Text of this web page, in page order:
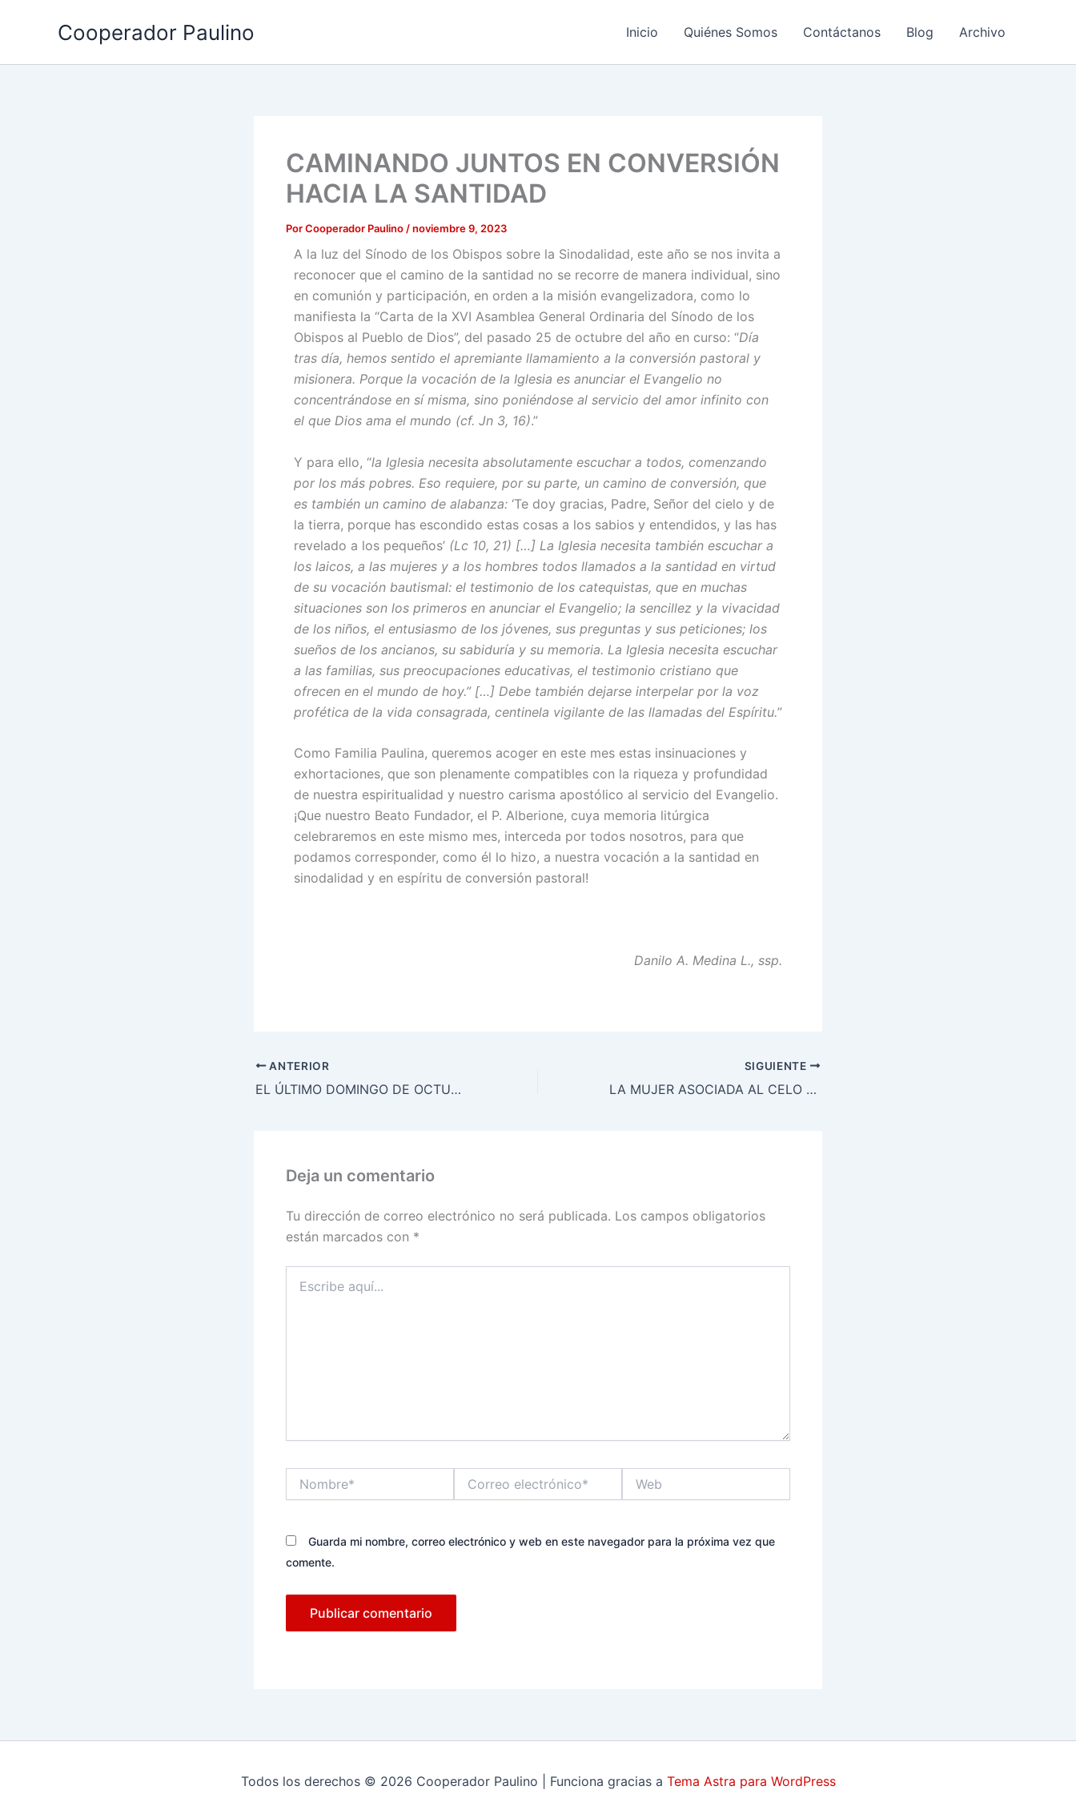
Cooperador Paulino Inicio Quiénes Somos Contáctanos Blog Archivo
CAMINANDO JUNTOS EN CONVERSIÓN
HACIA LA SANTIDAD
PorCooperador Paulino /noviembre 9, 2023
A la luz del Sínodo de los Obispos sobre la Sinodalidad, este año se nos invita a
reconocer que el camino de la santidad no se recorre de manera individual, sino
en comunión y participación, en orden a la misión evangelizadora, como lo
manifiesta la “Carta de la XVI Asamblea General Ordinaria del Sínodo de los
Obispos al Pueblo de Dios”, del pasado 25 de octubre del año en curso: “Día
tras día, hemos sentido el apremiante llamamiento a la conversión pastoral y
misionera. Porque la vocación de la Iglesia es anunciar el Evangelio no
concentrándose en sí misma, sino poniéndose al servicio del amor infinito con
el que Dios ama el mundo (cf. Jn 3, 16).”
Y para ello, “la Iglesia necesita absolutamente escuchar a todos, comenzando
por los más pobres. Eso requiere, por su parte, un camino de conversión, que
es también un camino de alabanza: ‘Te doy gracias, Padre, Señor del cielo y de
la tierra, porque has escondido estas cosas a los sabios y entendidos, y las has
revelado a los pequeños’ (Lc 10, 21) […] La Iglesia necesita también escuchar a
los laicos, a las mujeres y a los hombres todos llamados a la santidad en virtud
de su vocación bautismal: el testimonio de los catequistas, que en muchas
situaciones son los primeros en anunciar el Evangelio; la sencillez y la vivacidad
de los niños, el entusiasmo de los jóvenes, sus preguntas y sus peticiones; los
sueños de los ancianos, su sabiduría y su memoria. La Iglesia necesita escuchar
a las familias, sus preocupaciones educativas, el testimonio cristiano que
ofrecen en el mundo de hoy.” […] Debe también dejarse interpelar por la voz
profética de la vida consagrada, centinela vigilante de las llamadas del Espíritu.”
Como Familia Paulina, queremos acoger en este mes estas insinuaciones y
exhortaciones, que son plenamente compatibles con la riqueza y profundidad
de nuestra espiritualidad y nuestro carisma apostólico al servicio del Evangelio.
¡Que nuestro Beato Fundador, el P. Alberione, cuya memoria litúrgica
celebraremos en este mismo mes, interceda por todos nosotros, para que
podamos corresponder, como él lo hizo, a nuestra vocación a la santidad en
sinodalidad y en espíritu de conversión pastoral!
Danilo A. Medina L., ssp.
ANTERIOR
EL ÚLTIMO DOMINGO DE OCTUBRE LA FAMILIA PAULINA CELEBRA LA SOLEMNIDAD DE JESÚS MAESTRO
SIGUIENTE
LA MUJER ASOCIADA AL CELO SACERDOTAL
Deja un comentario
Tu dirección de correo electrónico no será publicada. Los campos obligatorios
están marcados con *
aquí...
electrónico*
Guarda mi nombre, correo electrónico y web en este navegador para la próxima vez que
comente.
Todos los derechos © 2026 Cooperador Paulino | Funciona gracias a Tema Astra para WordPress